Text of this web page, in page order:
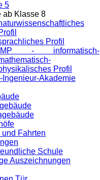
5
ab Klasse 8
Profil
IMP - informatisch-
Profil
Ingenieur-Akademie
Fahrten
Schule
Auszeichnungen